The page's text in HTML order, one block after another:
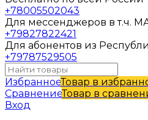
+78005502043
Для мессенджеров в т.ч.
+79827822421
Для абонентов из
+79787529505
ИзбранноеТовар в
СравнениеТовар в
Вход